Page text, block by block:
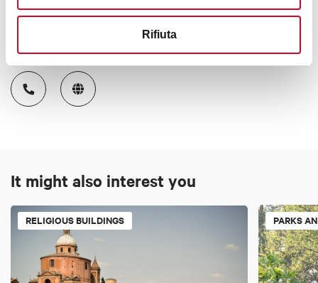
Rifiuta
Contacts
It might also interest you
RELIGIOUS BUILDINGS PARKS